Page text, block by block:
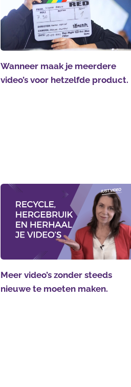
Wanneer maak je meerdere
video’s voor hetzelfde product.
Meer video’s zonder steeds
nieuwe te moeten maken.